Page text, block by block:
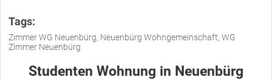
Tags:
Zimmer WG Neuenbürg, Neuenbürg Wohngemeinschaft, WG
Zimmer Neuenbürg
Studenten Wohnung in Neuenbürg